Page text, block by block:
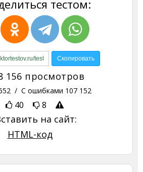
тестом:
156 просмотров
/ С ошибками 107 152
40 8
на сайт:
HTML-код